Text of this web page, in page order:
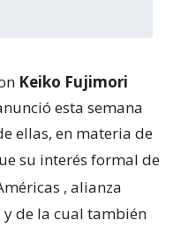
Keiko Fujimori
esta semana
ellas, en materia de
su interés formal de
, alianza
de la cual también